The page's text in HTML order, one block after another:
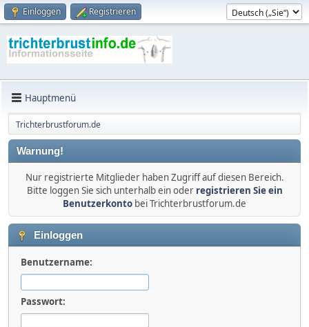
Einloggen Registrieren
Hauptmenü
Trichterbrustforum.de
Warnung!
Nur registrierte Mitglieder haben Zugriff auf diesen Bereich.
Bitte loggen Sie sich unterhalb ein oder registrieren Sie ein
Benutzerkonto bei Trichterbrustforum.de
Einloggen
Benutzername:
Passwort: